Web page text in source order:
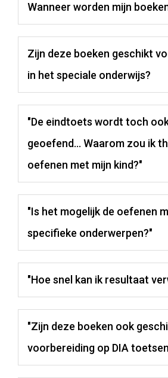
Wanneer worden mijn
Zijn deze boeken geschikt
in het speciale onderwijs?
"De eindtoets wordt toch
geoefend... Waarom zou ik
oefenen met mijn kind?"
"Is het mogelijk de oefenen
specifieke onderwerpen?"
"Hoe snel kan ik resultaat
"Zijn deze boeken ook
voorbereiding op DIA